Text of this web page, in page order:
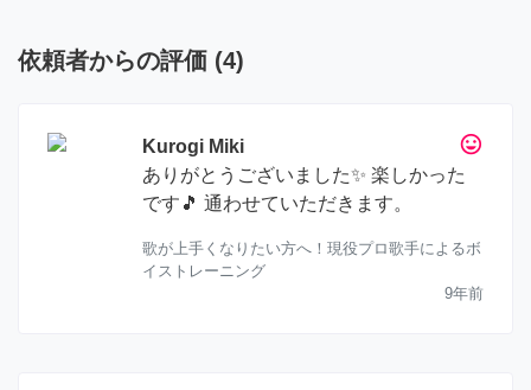
依頼者からの評価 (4)
tag_faces
Kurogi Miki
ありがとうございました✨ 楽しかった
です🎵 通わせていただきます。
歌が上手くなりたい方へ！現役プロ歌手によるボ
イストレーニング
9年前